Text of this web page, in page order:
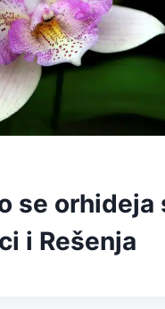
se orhideja
i Rešenja